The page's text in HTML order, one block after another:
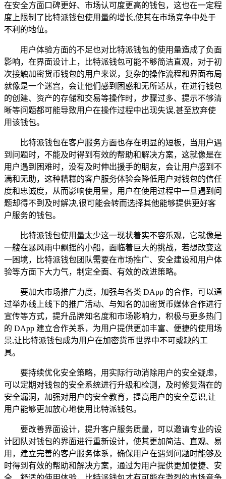
在安全方面口碑更好、市场认可度更高的钱包，这也在一定程
度上限制了比特派钱包使用量的增长,使其在市场竞争中处于
不利的地位。
用户体验方面的不足也对比特派钱包的使用量造成了负面
影响，在界面设计上，比特派钱包可能不够简洁直观，对于初
次接触加密货币钱包的用户来说，复杂的操作流程和界面布局
就像是一个迷宫，会让他们感到困惑和无所适从，在进行钱包
的创建、资产的存储和交易等操作时，步骤过多、提示不够清
晰等问题都可能导致用户在操作过程中出现失误,甚至放弃使
用该钱包。
比特派钱包在客户服务方面也存在明显的短板，当用户遇
到问题时，不能及时得到有效的帮助和解决方案，这就像是在
用户遇到困难时，没有及时伸出援手的朋友，会让用户感到不
满和无助，这种糟糕的客户服务体验会降低用户对钱包的信任
度和忠诚度，从而影响使用量，用户在使用过程中一旦遇到问
题却得不到及时解决,很可能会转而选择其他能够提供更好客
户服务的钱包。
比特派钱包使用量太少这一现状着实不容乐观，它就像是
一艘在暴风雨中飘摇的小船，面临着巨大的挑战，若想改变这
一困境，比特派钱包团队需要在市场推广、安全建设和用户体
验等方面下大力气，制定全面、有效的改进策略。
要加大市场推广力度，加强与各类 DApp 的合作，可以通
过举办线上线下的推广活动、与知名的加密货币媒体合作进行
宣传等方式，提升品牌知名度和市场影响力，积极与更多热门
的 DApp 建立合作关系，为用户提供更加丰富、便捷的使用场
景,让比特派钱包成为用户在加密货币世界中不可或缺的工
具。
要持续优化安全策略，用实际行动消除用户的安全疑虑，
可以定期对钱包的安全系统进行升级和检测，及时修复潜在的
安全漏洞，加强对用户的安全教育，提高用户的安全意识,让
用户能够更加放心地使用比特派钱包。
要改善界面设计，提升客户服务质量，可以邀请专业的设
计团队对钱包的界面进行重新设计，使其更加简洁、直观、易
用，建立完善的客户服务体系，确保用户在遇到问题时能够及
时得到有效的帮助和解决方案，通过为用户提供更加便捷、安